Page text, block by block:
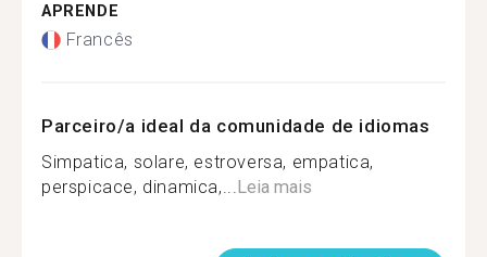
APRENDE
Francês
Parceiro/a ideal da comunidade de idiomas
Simpatica, solare, estroversa, empatica,
perspicace, dinamica,...Leia mais